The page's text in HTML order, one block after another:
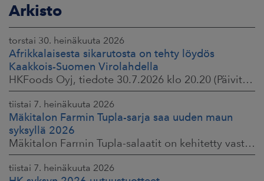
Arkisto
torstai 30. heinäkuuta 2026
Afrikkalaisesta sikarutosta on tehty löydös
Kaakkois-Suomen Virolahdella
HKFoods Oyj, tiedote 30.7.2026 klo 20.20 (Päivitetty 3.8.2026 )
tiistai 7. heinäkuuta 2026
Mäkitalon Farmin Tupla-sarja saa uuden maun
syksyllä 2026
Mäkitalon Farmin Tupla-salaatit on kehitetty vastaamaan kuluttajien toiveisiin ruokaisista, proteiinipitoisista ja helposti mukaan otettavista aterioista.
tiistai 7. heinäkuuta 2026